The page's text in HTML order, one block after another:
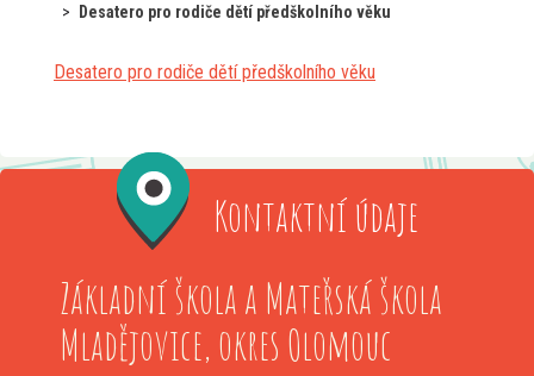
Desatero pro rodiče dětí předškolního věku
Desatero pro rodiče dětí předškolního věku
Kontaktní údaje
Základní škola a Mateřská škola
Mladějovice, okres Olomouc